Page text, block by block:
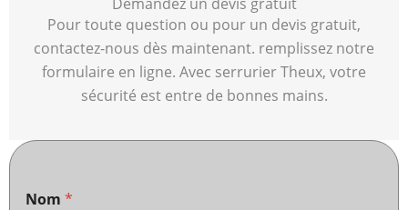
Pour toute question ou pour un devis gratuit,
contactez-nous dès maintenant. remplissez notre
formulaire en ligne. Avec serrurier Theux, votre
sécurité est entre de bonnes mains.
Nom *